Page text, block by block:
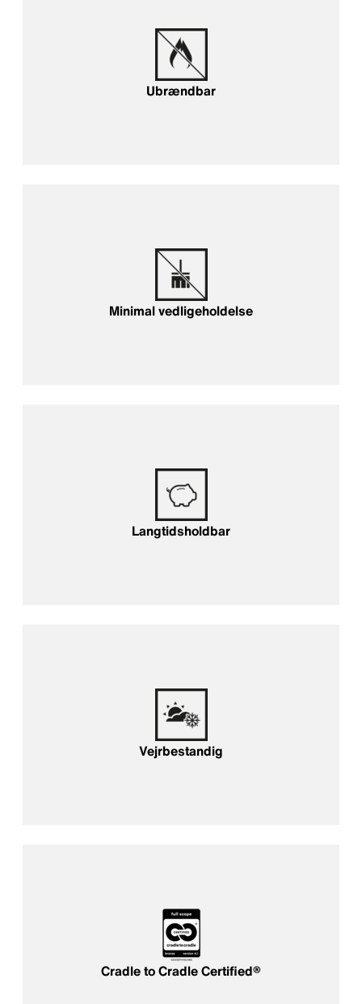
Ubrændbar
Minimal vedligeholdelse
Langtidsholdbar
Vejrbestandig
Cradle to Cradle Certified®